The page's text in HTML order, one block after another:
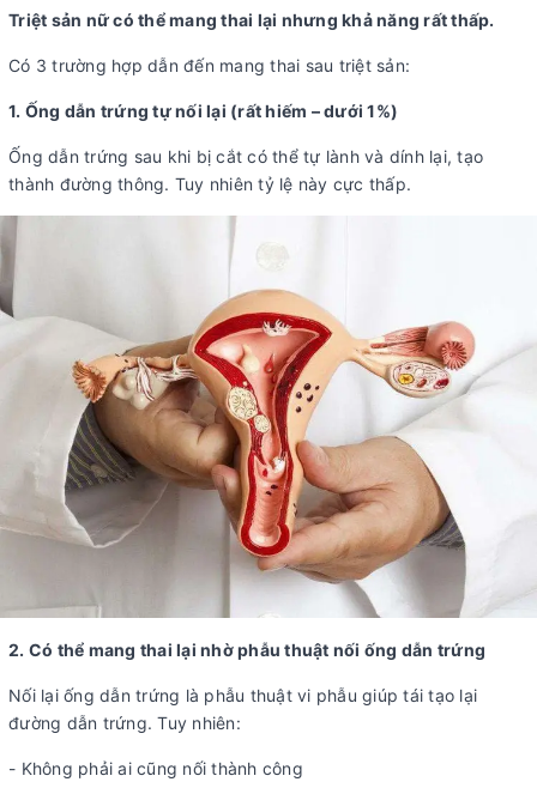
Triệt sản nữ có thể mang thai lại nhưng khả năng rất thấp.
Có 3 trường hợp dẫn đến mang thai sau triệt sản:
1. Ống dẫn trứng tự nối lại (rất hiếm – dưới 1%)
Ống dẫn trứng sau khi bị cắt có thể tự lành và dính lại, tạo
thành đường thông. Tuy nhiên tỷ lệ này cực thấp.
2. Có thể mang thai lại nhờ phẫu thuật nối ống dẫn trứng
Nối lại ống dẫn trứng là phẫu thuật vi phẫu giúp tái tạo lại
đường dẫn trứng. Tuy nhiên:
- Không phải ai cũng nối thành công